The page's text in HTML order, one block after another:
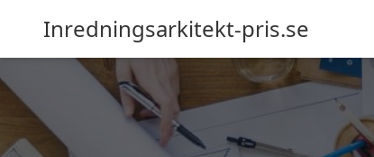
Inredningsarkitekt-pris.se